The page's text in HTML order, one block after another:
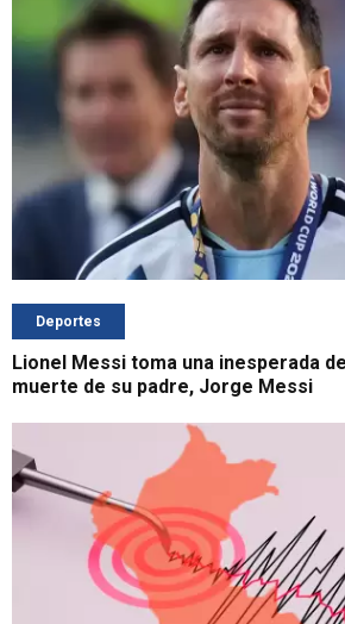
Deportes
Lionel Messi toma una inesperada
muerte de su padre, Jorge Messi